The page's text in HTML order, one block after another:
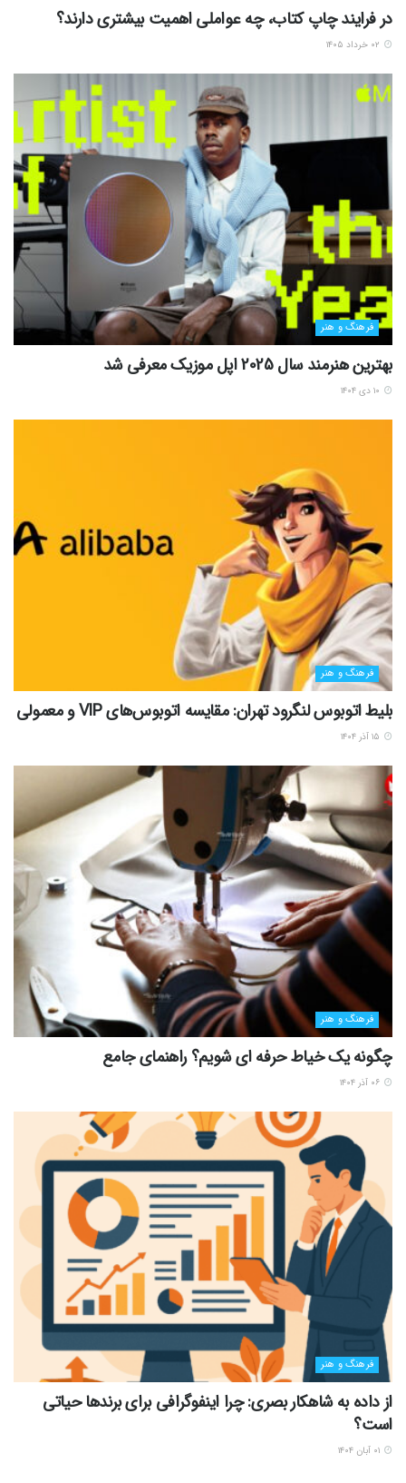
در فرایند چاپ کتاب، چه عواملی اهمیت بیشتری دارند؟
فرهنگ و هنر
بهترین هنرمند سال 2025 اپل موزیک معرفی شد
فرهنگ و هنر
بلیط اتوبوس لنگرود تهران: مقایسه اتوبوس‌های VIP و معمولی
فرهنگ و هنر
چگونه یک خیاط حرفه ای شویم؟ راهنمای جامع
فرهنگ و هنر
از داده به شاهکار بصری: چرا اینفوگرافی برای برندها حیاتی
است؟